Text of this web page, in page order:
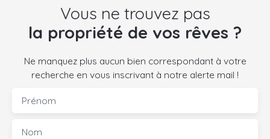
Vous ne trouvez pas
la propriété de vos rêves ?
Ne manquez plus aucun bien correspondant à votre
recherche en vous inscrivant à notre alerte mail !
Prénom
Nom